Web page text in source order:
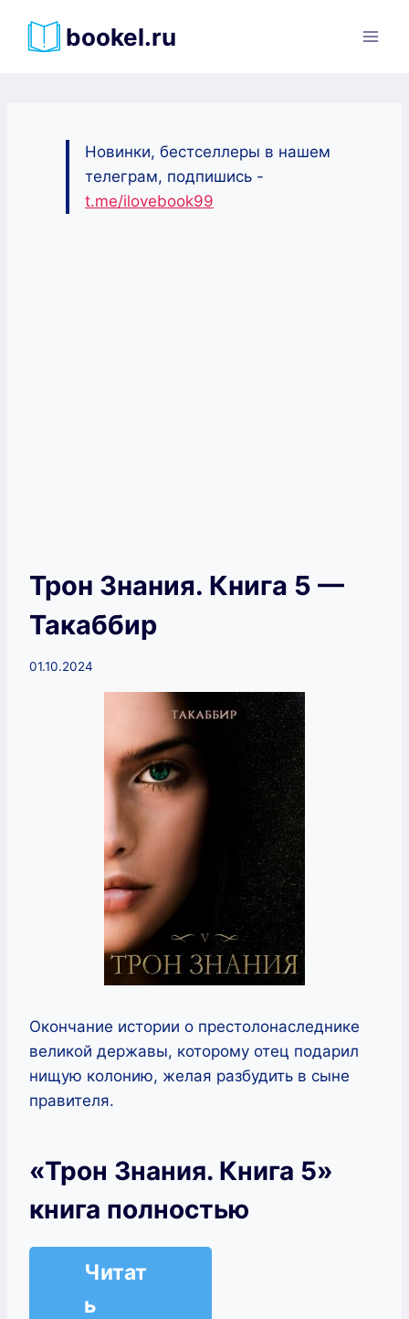
bookel.ru
Новинки, бестселлеры в нашем
телеграм, подпишись -
t.me/ilovebook99
Трон Знания. Книга 5 —
Такаббир
01.10.2024
Окончание истории о престолонаследнике
великой державы, которому отец подарил
нищую колонию, желая разбудить в сыне
правителя.
«Трон Знания. Книга 5»
книга полностью
Читат
ь